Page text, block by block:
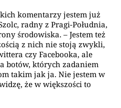
komentarzy jestem już
radny z Pragi-Południa,
środowiska. – Jestem też
z nich nie stoją zwykli,
czy Facebooka, ale
botów, których zadaniem
takim jak ja. Nie jestem w
że w większości to